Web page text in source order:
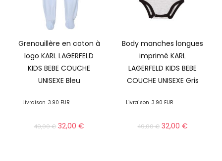
Grenouillère en coton à
logo KARL LAGERFELD
KIDS BEBE COUCHE
UNISEXE Bleu
Livraison 3.90 EUR
49,00€ 32,00€
Body manches longues
imprimé KARL
LAGERFELD KIDS BEBE
COUCHE UNISEXE Gris
Livraison 3.90 EUR
49,00€ 32,00€